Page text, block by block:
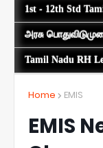
1st - 12th Std
அரசு
Tamil Nadu RH
Home EMIS
EMIS